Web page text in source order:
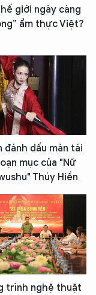
giới ngày càng
ẩm thực Việt?
đánh dấu màn tái
mục của "Nữ
Thúy Hiền
trình nghệ thuật